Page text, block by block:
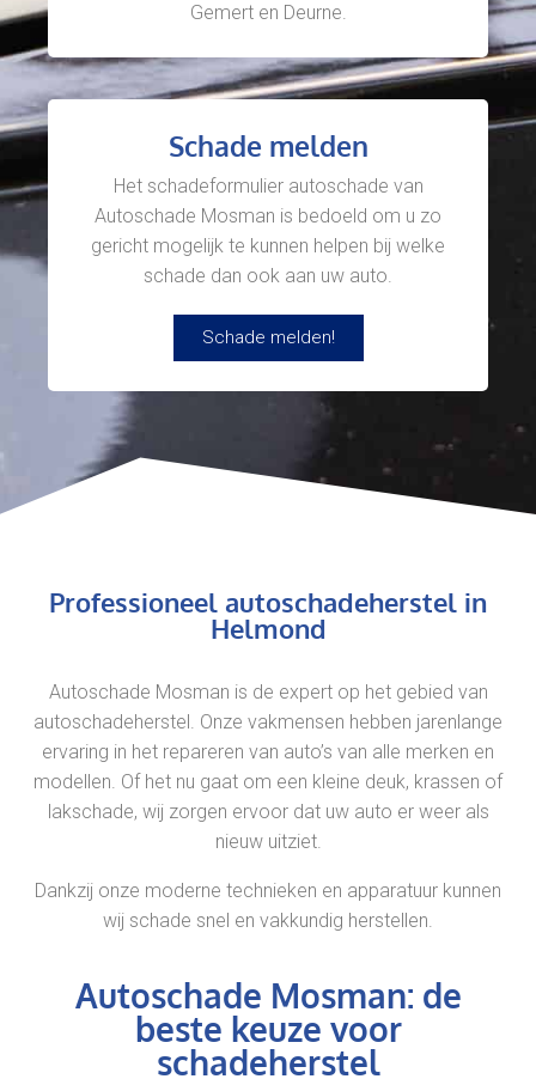
Gemert en Deurne.
Schade melden
Het schadeformulier autoschade van
Autoschade Mosman is bedoeld om u zo
gericht mogelijk te kunnen helpen bij welke
schade dan ook aan uw auto.
Schade melden!
Professioneel autoschadeherstel in
Helmond
Autoschade Mosman is de expert op het gebied van
autoschadeherstel. Onze vakmensen hebben jarenlange
ervaring in het repareren van auto’s van alle merken en
modellen. Of het nu gaat om een kleine deuk, krassen of
lakschade, wij zorgen ervoor dat uw auto er weer als
nieuw uitziet.
Dankzij onze moderne technieken en apparatuur kunnen
wij schade snel en vakkundig herstellen.
Autoschade Mosman: de
beste keuze voor
schadeherstel